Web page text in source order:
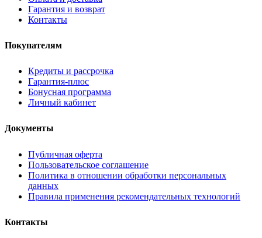
Гарантия и возврат
Контакты
Покупателям
Кредиты и рассрочка
Гарантия-плюс
Бонусная программа
Личный кабинет
Документы
Публичная оферта
Пользовательское соглашение
Политика в отношении обработки персональных
данных
Правила применения рекомендательных технологий
Контакты